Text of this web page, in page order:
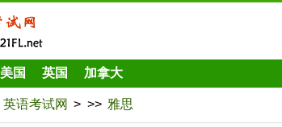
美国 英国 加拿大
英语考试网 > >> 雅思